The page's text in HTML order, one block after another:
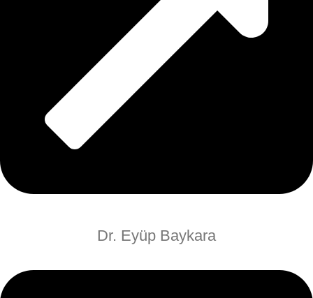
Dr. Eyüp Baykara